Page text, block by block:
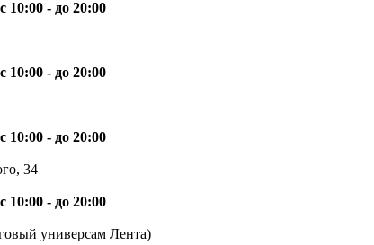
с 10:00 - до 20:00
с 10:00 - до 20:00
с 10:00 - до 20:00
34
с 10:00 - до 20:00
универсам Лента)